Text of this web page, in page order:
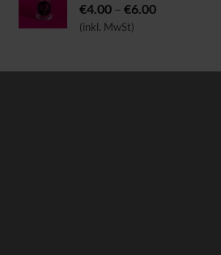
€4.00 – €6.00Preisspanne:
(inkl. MwSt)